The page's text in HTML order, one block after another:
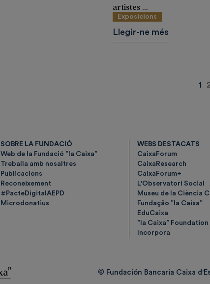
artistes ...
Exposicions
Llegir-ne més
1
SOBRE LA FUNDACIÓ
Web de la Fundació ”la Caixa”
Treballa amb nosaltres
Publicacions
Reconeixement
#PacteDigitalAEPD
Microdonatius
WEBS DESTACATS
CaixaForum
CaixaResearch
CaixaForum+
L'Observatori Social
Museu de la Ciència
Fundação ”la Caixa”
EduCaixa
”la Caixa” Foundation
Incorpora
© Fundación Bancaria Caixa